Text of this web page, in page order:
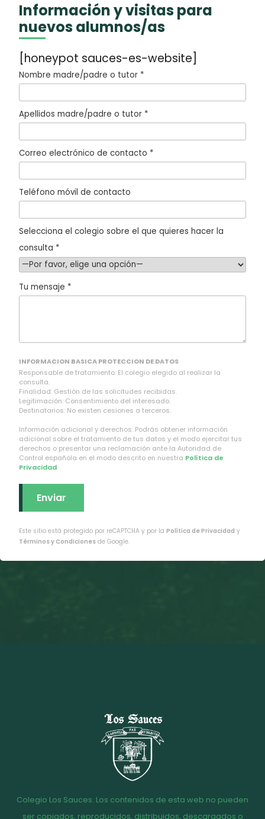
Información y visitas para
nuevos alumnos/as
[honeypot sauces-es-website]
Nombre madre/padre o tutor *
Apellidos madre/padre o tutor *
Correo electrónico de contacto *
Teléfono móvil de contacto
Selecciona el colegio sobre el que quieres hacer la
consulta *
Tu mensaje *
INFORMACION BASICA PROTECCION DE DATOS
Responsable de tratamiento: El colegio elegido al realizar la
consulta.
Finalidad: Gestión de las solicitudes recibidas.
Legitimación: Consentimiento del interesado.
Destinatarios: No existen cesiones a terceros.
Información adicional y derechos: Podrás obtener información
adicional sobre el tratamiento de tus datos y el modo ejercitar tus
derechos o presentar una reclamación ante la Autoridad de
Control española en el modo descrito en nuestra Política de
Privacidad.
Este sitio está protegido por reCAPTCHA y por la Política de Privacidad y
Términos y Condiciones de Google.
Colegio Los Sauces. Los contenidos de esta web no pueden
ser copiados, reproducidos, distribuidos, descargados o